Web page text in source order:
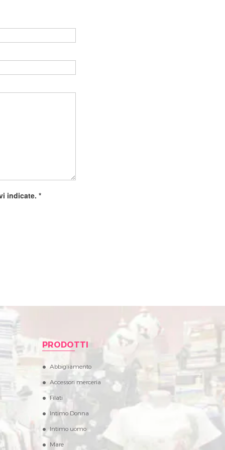
indicate. *
PRODOTTI
Abbigliamento
Accessori merceria
Filati
Intimo Donna
Intimo uomo
Mare